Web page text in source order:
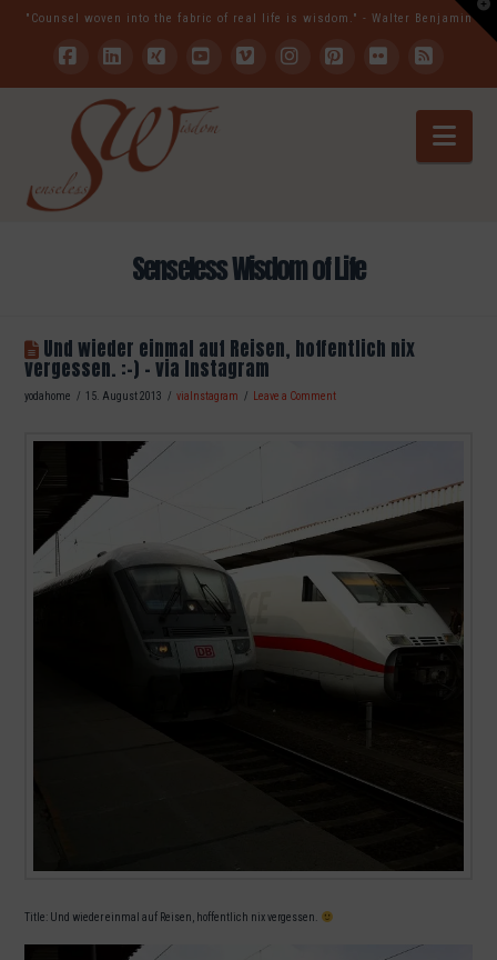
"Counsel woven into the fabric of real life is wisdom." - Walter Benjamin
FacebookLinkedIn
XING YouTubeVimeoInstagramPinterest
FlickrRSS
Senseless Wisdom of Life
Und wieder einmal auf Reisen, hoffentlich nix
vergessen. :-) – via Instagram
yodahome 15. August 2013 viaInstagram Leave a Comment
Title: Und wieder einmal auf Reisen, hoffentlich nix vergessen.